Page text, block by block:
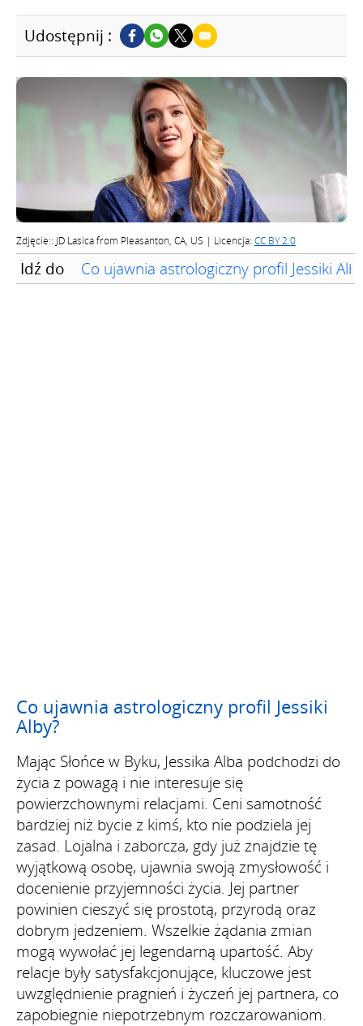
Udostępnij :
Zdjęcie:: JD Lasica from Pleasanton, CA, US | Licencja: CC BY 2.0
Idź do Co ujawnia astrologiczny profil Jessiki
Co ujawnia astrologiczny profil Jessiki
Alby?
Mając Słońce w Byku, Jessika Alba podchodzi do
życia z powagą i nie interesuje się
powierzchownymi relacjami. Ceni samotność
bardziej niż bycie z kimś, kto nie podziela jej
zasad. Lojalna i zaborcza, gdy już znajdzie tę
wyjątkową osobę, ujawnia swoją zmysłowość i
docenienie przyjemności życia. Jej partner
powinien cieszyć się prostotą, przyrodą oraz
dobrym jedzeniem. Wszelkie żądania zmian
mogą wywołać jej legendarną upartość. Aby
relacje były satysfakcjonujące, kluczowe jest
uwzględnienie pragnień i życzeń jej partnera, co
zapobiegnie niepotrzebnym rozczarowaniom.